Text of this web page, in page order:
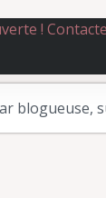
!